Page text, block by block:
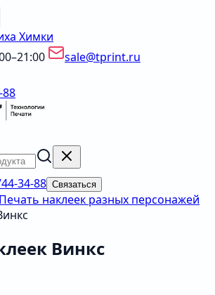
Химки
sale@tprint.ru
88
34-88 Связаться
Печать наклеек разных персонажей
Винкс